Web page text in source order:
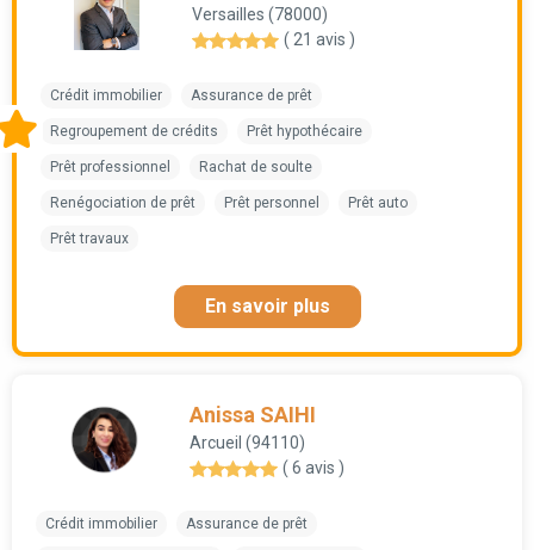
Versailles (78000)
( 21 avis )
Crédit immobilier Assurance de prêt
Regroupement de crédits Prêt hypothécaire
Prêt professionnel Rachat de soulte
Renégociation de prêt Prêt personnel Prêt auto
Prêt travaux
En savoir plus
Anissa SAIHI
Arcueil (94110)
( 6 avis )
Crédit immobilier Assurance de prêt